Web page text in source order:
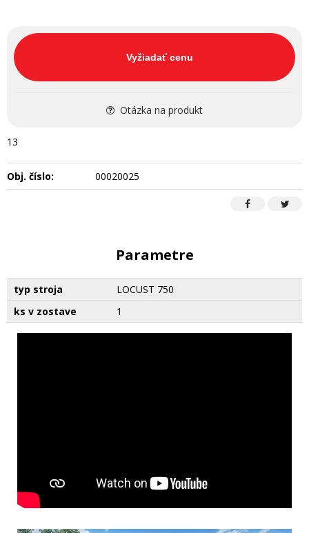
Vyžiadať cenu
Otázka na produkt
13
Obj. číslo: 00020025
Parametre
typ stroja
LOCUST 750
ks v zostave
1